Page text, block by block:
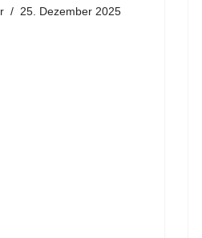
25. Dezember 2025